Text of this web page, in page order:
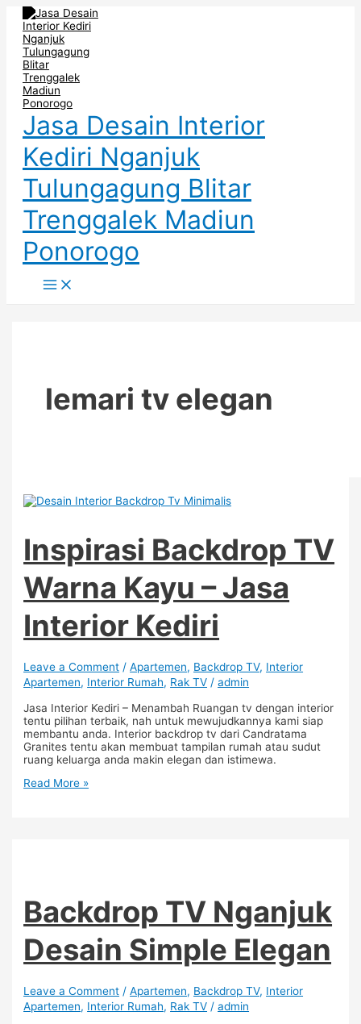
Skip
content
Jasa Desain Interior
Kediri Nganjuk
Tulungagung Blitar
Trenggalek Madiun
Ponorogo
Menu
lemari tv elegan
Inspirasi Backdrop TV
Warna Kayu – Jasa
Interior Kediri
Leave a Comment /Apartemen, Backdrop TV, Interior
Apartemen, Interior Rumah, Rak TV /admin
Jasa Interior Kediri – Menambah Ruangan tv dengan interior
tentu pilihan terbaik, nah untuk mewujudkannya kami siap
membantu anda. Interior backdrop tv dari Candratama
Granites tentu akan membuat tampilan rumah atau sudut
ruang keluarga anda makin elegan dan istimewa.
Inspirasi
Backdrop
TV
Warna
Kayu
–
Jasa
Interior
Kediri
Read More »
Backdrop TV Nganjuk
Desain Simple Elegan
Leave a Comment /Apartemen, Backdrop TV, Interior
Apartemen, Interior Rumah, Rak TV /admin
Backdrop
TV
Nganjuk
Desain
Simple
Elegan
Backdrop
TV
Surabaya
–
Interior
Rumah
Mewah
Post
pagination